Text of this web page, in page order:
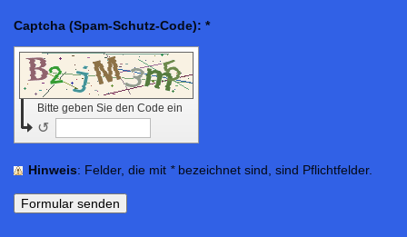
Captcha (Spam-Schutz-Code): *
Bitte geben Sie den Code ein
↺
Hinweis : Felder, die mit *bezeichnet sind, sind Pflichtfelder.